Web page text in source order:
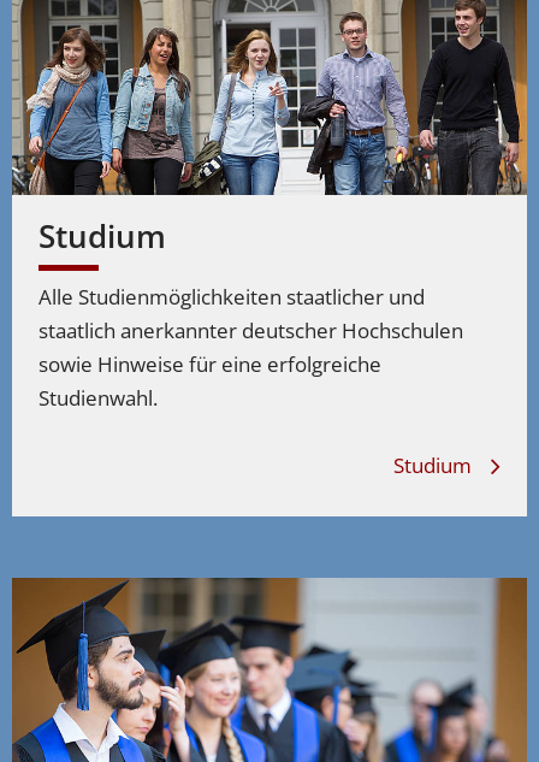
Studium
Alle Studienmöglichkeiten staatlicher und
staatlich anerkannter deutscher Hochschulen
sowie Hinweise für eine erfolgreiche
Studienwahl.
Studium